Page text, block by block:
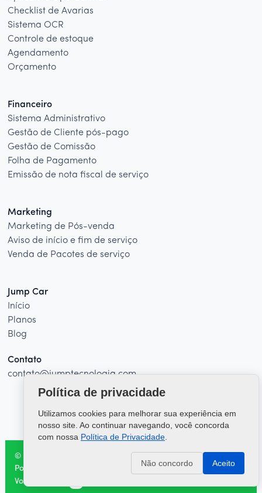
Checklist de Avarias
Sistema OCR
Controle de estoque
Agendamento
Orçamento
Financeiro
Sistema Administrativo
Gestão de Cliente pós-pago
Gestão de Comissão
Folha de Pagamento
Emissão de nota fiscal de serviço
Marketing
Marketing de Pós-venda
Aviso de início e fim de serviço
Venda de Pacotes de serviço
Jump Car
Início
Planos
Blog
Contato
contato@jumptecnologia.com
© 2026 - Jump Car. Todos os direitos reservados
Política de privacidade
Voltar ao topo
Política de privacidade
Utilizamos cookies para melhorar sua experiência em
nosso site. Ao continuar navegando, você concorda
com nossa Política de Privacidade
Não concordo Aceito